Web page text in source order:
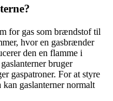
for gas som brændstof til
hvor en gasbrænder
den en flamme i
bruger
gaspatroner. For at styre
gaslanterner normalt